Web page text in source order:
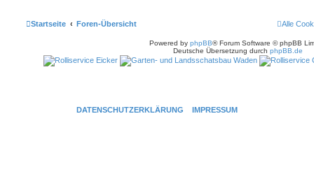
Startseite Foren-Übersicht Alle
Powered by phpBB® Forum Software © phpBB
Deutsche Übersetzung durch phpBB.de
DATENSCHUTZERKLÄRUNG IMPRESSUM